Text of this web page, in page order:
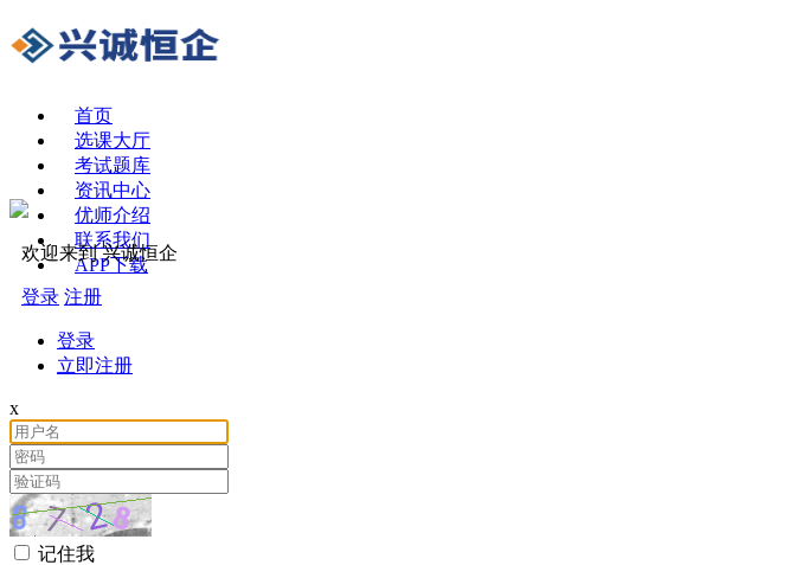
首页
选课大厅
考试题库
资讯中心
优师介绍
联系我们
APP下载
欢迎来到 兴诚恒企
登录 注册
登录
立即注册
x
记住我